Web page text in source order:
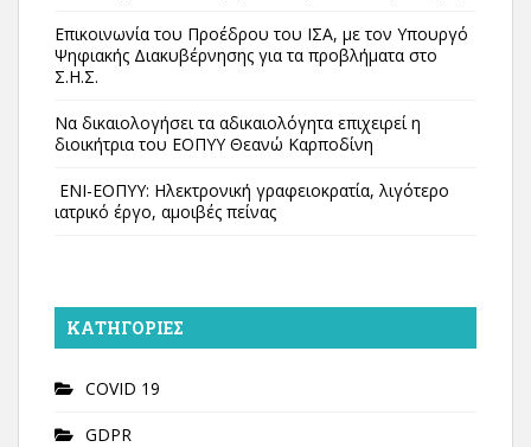
Επικοινωνία του Προέδρου του ΙΣΑ, με τον Υπουργό
Ψηφιακής Διακυβέρνησης για τα προβλήματα στο
Σ.Η.Σ.
Να δικαιολογήσει τα αδικαιολόγητα επιχειρεί η
διοικήτρια του ΕΟΠΥΥ Θεανώ Καρποδίνη
ΕΝΙ-ΕΟΠΥΥ: Ηλεκτρονική γραφειοκρατία, λιγότερο
ιατρικό έργο, αμοιβές πείνας
KΑΤΗΓΟΡΊΕΣ
COVID 19
GDPR